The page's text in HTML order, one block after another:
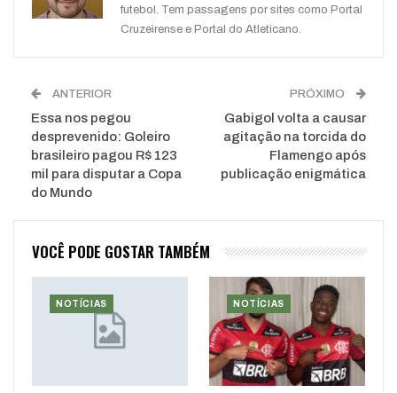
futebol. Tem passagens por sites como Portal
Cruzeirense e Portal do Atleticano.
ANTERIOR
Essa nos pegou
desprevenido: Goleiro
brasileiro pagou R$ 123
mil para disputar a Copa
do Mundo
PRÓXIMO
Gabigol volta a causar
agitação na torcida do
Flamengo após
publicação enigmática
VOCÊ PODE GOSTAR TAMBÉM
NOTÍCIAS NOTÍCIAS